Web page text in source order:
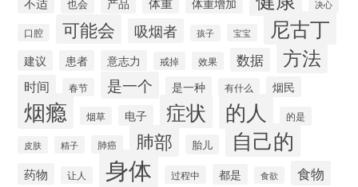
也会 产品 体重增加 决心
口腔 可能会 吸烟者 孩子 宝宝 尼古丁
建议 患者 意志力 戒掉 效果 数据 方法
时间 春节 是一个 是一种 有什么 烟民
烟瘾 烟草 电子 症状 的人 的是
皮肤 精子 肺癌 肺部 胎儿 自己的
药物 让人 身体 过程中 都是 食欲 食物